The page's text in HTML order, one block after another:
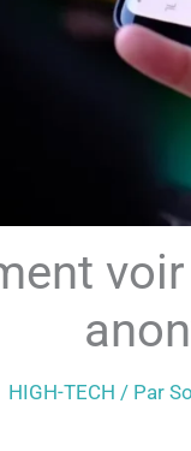
HIGH-TECH / Par